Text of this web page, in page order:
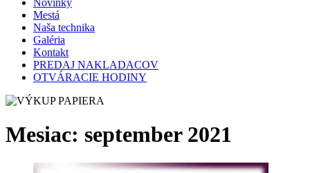
Mestá
Naša technika
Galéria
Kontakt
PREDAJ NAKLADACOV
OTVÁRACIE HODINY
Mesiac: september 2021